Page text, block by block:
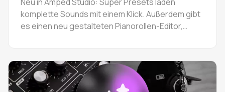
komplette Sounds mit einem Klick. Außerdem gibt
es einen neu gestalteten Pianorollen-Editor,